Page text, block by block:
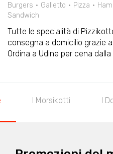
Burgers
Galletto Pizza
Sandwich
Tutte le specialità di
consegna a domicilio grazie
Ordina a Udine per cena
Le Alte Le